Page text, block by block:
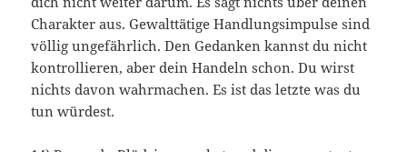
Charakter aus. Gewalttätige Handlungsimpulse sind
völlig ungefährlich. Den Gedanken kannst du nicht
kontrollieren, aber dein Handeln schon. Du wirst
nichts davon wahrmachen. Es ist das letzte was du
tun würdest.